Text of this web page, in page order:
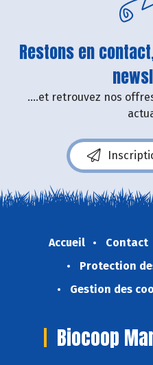
Restons en
....et retrouvez nos
Accueil Contact
Protection
Gestion des
Biocoop